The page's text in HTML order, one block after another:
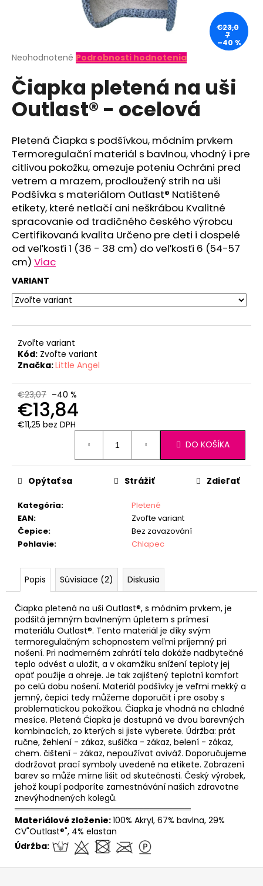
Priemerné
produktu
je
0,0
z
hviezdičiek.
Neohodnotené Podrobnosti hodnotenia
Čiapka pletená na uši
Outlast® - ocelová
Pletená Čiapka s podšívkou, módním prvkem
Termoregulační materiál s bavlnou, vhodný i pre
citlivou pokožku, omezuje poteniu Ochráni pred
vetrem a mrazem, prodloužený strih na uši
Podšívka s materiálom Outlast® Natištené
etikety, které netlačí ani neškrábou Kvalitné
spracovanie od tradičného českého výrobcu
Certifikovaná kvalita Určeno pre deti i dospelé
od veľkosťi 1 (36 - 38 cm) do veľkosťi 6 (54-57
cm) Viac
VARIANT
Zvoľte variant
Kód: Zvoľte variant
Značka:Little Angel
€23,07 –40 %
€13,84
€11,25 bez DPH
DO KOŠÍKA
Kategória:
Pletené
EAN:
Zvoľte variant
Čepice:
Bez zavazování
Pohlavie: Chlapec
Opýtať sa Strážiť Zdieľať
€23,0
7
–40 %
Popis Súvisiace (2) Diskusia
Čiapka pletená na uši Outlast®, s módním prvkem, je
podšitá jemným bavlneným úpletem s prímesí
materiálu Outlast®. Tento materiál je díky svým
termoregulačným schopnostem veľmi príjemný pri
nošení. Pri nadmerném zahrátí tela dokáže nadbytečné
teplo odvést a uložit, a v okamžiku snížení teploty jej
opäť použije a ohreje. Je tak zajištený teplotní komfort
po celú dobu nošení. Materiál podšívky je veľmi mekký a
jemný, čepici tedy můžeme doporučit i pre osoby s
problematickou pokožkou. Čiapka je vhodná na chladné
mesíce. Pletená Čiapka je dostupná ve dvou barevných
kombinacích, zo kterých si jiste vyberete. Údržba: prát
ručne, žehlení - zákaz, sušička - zákaz, belení - zákaz,
chem. čištení - zákaz, nepoužívat aviváž. Doporučujeme
dodržovat prací symboly uvedené na etikete. Zobrazení
barev so může mírne lišit od skutečnosti. Český výrobek,
jehož koupí podporíte zamestnávání našich zdravotne
znevýhodnených kolegů.
══════════════════════════════
Materiálové zloženie:100% Akryl, 67% bavlna, 29%
CV"Outlast®", 4% elastan
Údržba:
ť
?
HĽADAŤ
O
d
p
o
r
ú
č
a
m
e
PONOŽKY
FROTÉ
OUTLAST®
€5,42